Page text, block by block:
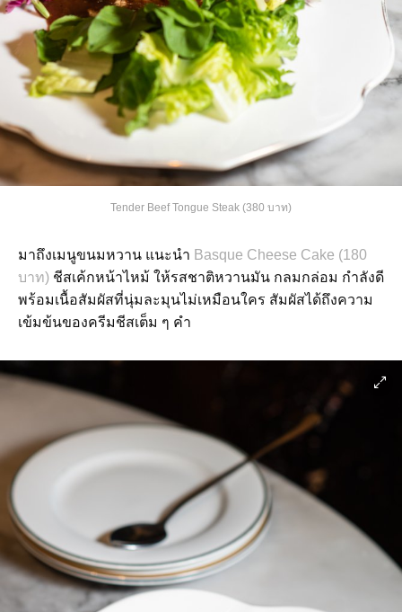
Tender Beef Tongue Steak (380 บาท)
มาถึงเมนูขนมหวาน แนะนำ Basque Cheese Cake (180
บาท) ชีสเค้กหน้าไหม้ ให้รสชาติหวานมัน กลมกล่อม กำลังดี
พร้อมเนื้อสัมผัสที่นุ่มละมุนไม่เหมือนใคร สัมผัสได้ถึงความ
เข้มข้นของครีมชีสเต็ม ๆ คำ